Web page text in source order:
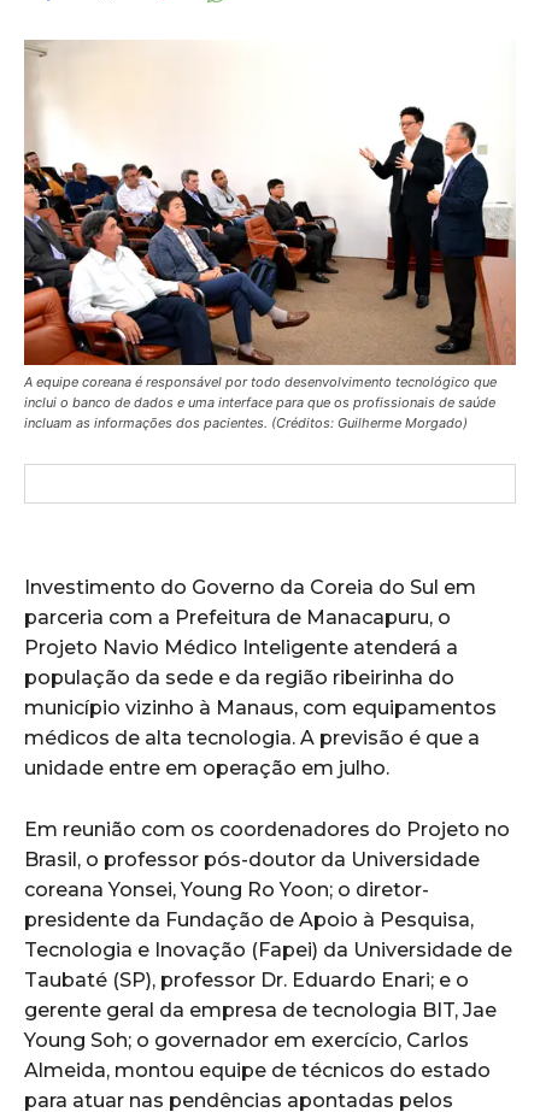
A equipe coreana é responsável por todo desenvolvimento tecnológico que
inclui o banco de dados e uma interface para que os profissionais de saúde
incluam as informações dos pacientes. (Créditos: Guilherme Morgado)
Investimento do Governo da Coreia do Sul em
parceria com a Prefeitura de Manacapuru, o
Projeto Navio Médico Inteligente atenderá a
população da sede e da região ribeirinha do
município vizinho à Manaus, com equipamentos
médicos de alta tecnologia. A previsão é que a
unidade entre em operação em julho.
Em reunião com os coordenadores do Projeto no
Brasil, o professor pós-doutor da Universidade
coreana Yonsei, Young Ro Yoon; o diretor-
presidente da Fundação de Apoio à Pesquisa,
Tecnologia e Inovação (Fapei) da Universidade de
Taubaté (SP), professor Dr. Eduardo Enari; e o
gerente geral da empresa de tecnologia BIT, Jae
Young Soh; o governador em exercício, Carlos
Almeida, montou equipe de técnicos do estado
para atuar nas pendências apontadas pelos